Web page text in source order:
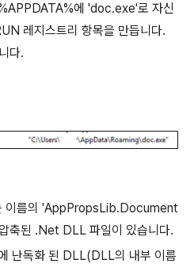
에 'doc.exe'로 자신
레지스트리 항목을 만듭니다.
다.
이름의 'AppPropsLib.Document
축된 .Net DLL 파일이 있습니다.
난독화 된 DLL(DLL의 내부 이름